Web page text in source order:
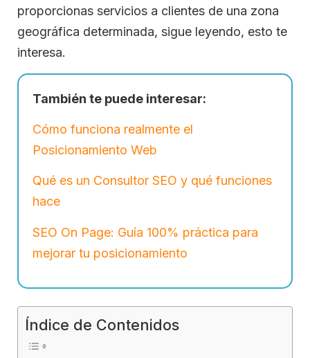
proporcionas servicios a clientes de una zona
geográfica determinada, sigue leyendo, esto te
interesa.
También te puede interesar:
Cómo funciona realmente el
Posicionamiento Web
Qué es un Consultor SEO y qué funciones
hace
SEO On Page: Guía 100% práctica para
mejorar tu posicionamiento
Índice de Contenidos